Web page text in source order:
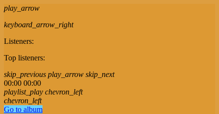
play_arrow
keyboard_arrow_right
Listeners:
Top listeners:
skip_previous play_arrow skip_next
00:00 00:00
playlist_play chevron_left
chevron_left
Go to album